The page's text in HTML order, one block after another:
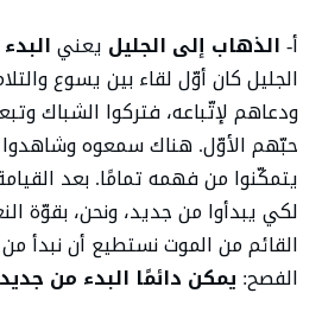
أ-الذهاب إلى الجليل يعني
الجليل كان أوّل لقاء بين يسوع
ودعاهم لإتّباعه، فتركوا الشباك
حبّهم الأوّل. هناك سمعوه وشاهدوا
يتمكّنوا من فهمه تمامًا. بعد
لكي يبدأوا من جديد، ونحن، بقوّة
القائم من الموت نستطيع أن نبدأ
الفصح: يمكن دائمًا البدء من جديد